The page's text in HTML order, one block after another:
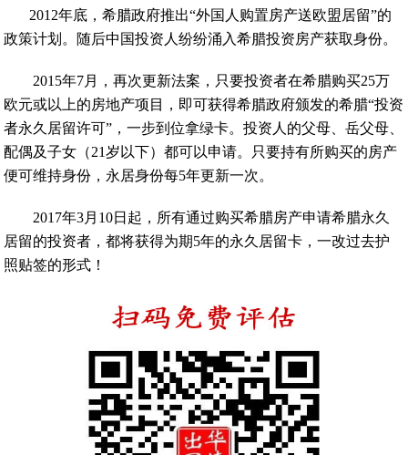
2012年底，希腊政府推出“外国人购置房产送欧盟居留”的
政策计划。随后中国投资人纷纷涌入希腊投资房产获取身份。
2015年7月，再次更新法案，只要投资者在希腊购买25万
欧元或以上的房地产项目，即可获得希腊政府颁发的希腊“投资
者永久居留许可”，一步到位拿绿卡。投资人的父母、岳父母、
配偶及子女（21岁以下）都可以申请。只要持有所购买的房产
便可维持身份，永居身份每5年更新一次。
2017年3月10日起，所有通过购买希腊房产申请希腊永久
居留的投资者，都将获得为期5年的永久居留卡，一改过去护
照贴签的形式！